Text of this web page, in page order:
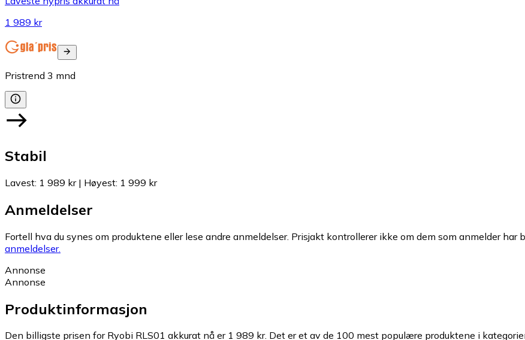
1 989 kr
Pristrend 3 mnd
Stabil
Lavest: 1 989 kr| Høyest: 1 999 kr
Anmeldelser
Fortell hva du synes om produktene eller lese andre anmeldelser. Prisjakt kontrollerer ikke om dem som anmelder har
anmeldelser.
Annonse
Annonse
Produktinformasjon
Den billigste prisen for Ryobi RLS01 akkurat nå er 1 989 kr. Det er et av de 100 mest populære produktene i